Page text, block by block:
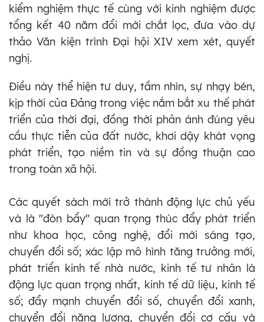
kiểm nghiệm thực tế cùng với kinh nghiệm được
tổng kết 40 năm đổi mới chắt lọc, đưa vào dự
thảo Văn kiện trình Đại hội XIV xem xét, quyết
nghị.
Điều này thể hiện tư duy, tầm nhìn, sự nhạy bén,
kịp thời của Đảng trong việc nắm bắt xu thế phát
triển của thời đại, đồng thời phản ánh đúng yêu
cầu thực tiễn của đất nước, khơi dậy khát vọng
phát triển, tạo niềm tin và sự đồng thuận cao
trong toàn xã hội.
Các quyết sách mới trở thành động lực chủ yếu
và là "đòn bẩy" quan trọng thúc đẩy phát triển
như khoa học, công nghệ, đổi mới sáng tạo,
chuyển đổi số; xác lập mô hình tăng trưởng mới,
phát triển kinh tế nhà nước, kinh tế tư nhân là
động lực quan trọng nhất, kinh tế dữ liệu, kinh tế
số; đẩy mạnh chuyển đổi số, chuyển đổi xanh,
chuyển đổi năng lượng, chuyển đổi cơ cấu và